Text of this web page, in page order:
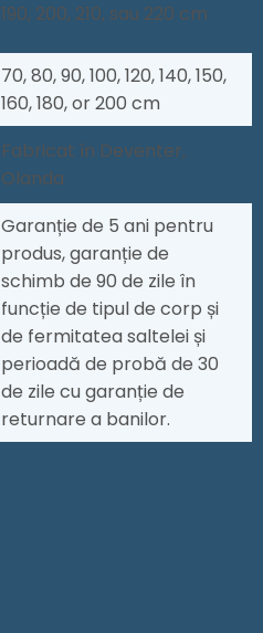
190, 200, 210, sau 220 cm
70, 80, 90, 100, 120, 140, 150,
160, 180, or 200 cm
Fabricat în Deventer,
Olanda
Garanție de 5 ani pentru
produs, garanție de
schimb de 90 de zile în
funcție de tipul de corp și
de fermitatea saltelei și
perioadă de probă de 30
de zile cu garanție de
returnare a banilor.